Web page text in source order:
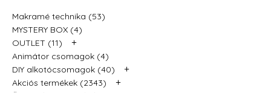
Makramé technika (53)
MYSTERY BOX (4)
OUTLET (11)
+
Animátor csomagok (4)
DIY alkotócsomagok (40)
+
Akciós termékek (2343) +